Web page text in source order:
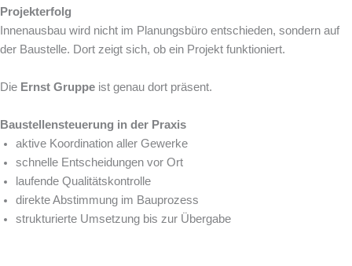
Projekterfolg
Innenausbau wird nicht im Planungsbüro entschieden, sondern auf
der Baustelle. Dort zeigt sich, ob ein Projekt funktioniert.
Die Ernst Gruppe ist genau dort präsent.
Baustellensteuerung in der Praxis
aktive Koordination aller Gewerke
schnelle Entscheidungen vor Ort
laufende Qualitätskontrolle
direkte Abstimmung im Bauprozess
strukturierte Umsetzung bis zur Übergabe